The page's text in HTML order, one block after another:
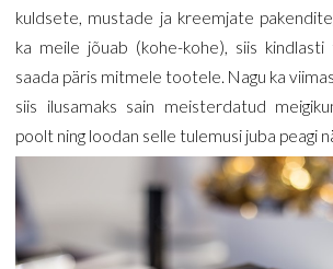
kuldsete, mustade ja kreemjate
ka meile jõuab (kohe-kohe), siis kindlasti
saada päris mitmele tootele. Nagu ka
siis ilusamaks sain meisterdatud
poolt ning loodan selle tulemusi juba peagi